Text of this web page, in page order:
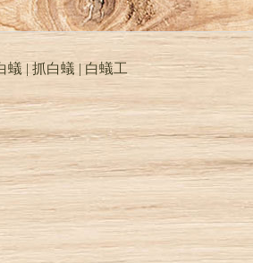
蟻 | 抓白蟻 |白蟻工